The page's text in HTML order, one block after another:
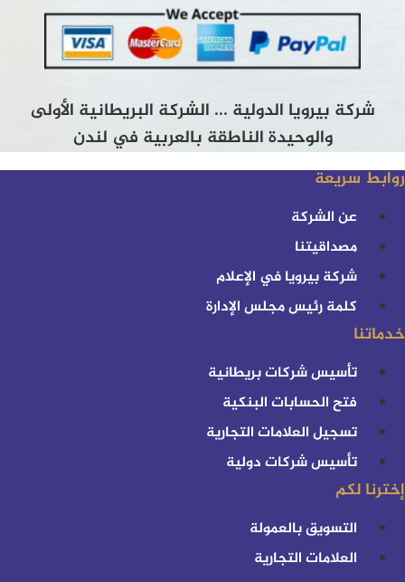
شركة بيرويا الدولية ... الشركة البريطانية الأولى
والوحيدة الناطقة بالعربية في لندن
روابط سريعة
عن الشركة
مصداقيتنا
شركة بيرويا في الإعلام
كلمة رئيس مجلس الإدارة
خدماتنا
تأسيس شركات بريطانية
فتح الحسابات البنكية
تسجيل العلامات التجارية
تأسيس شركات دولية
إخترنا لكم
التسويق بالعمولة
العلامات التجارية